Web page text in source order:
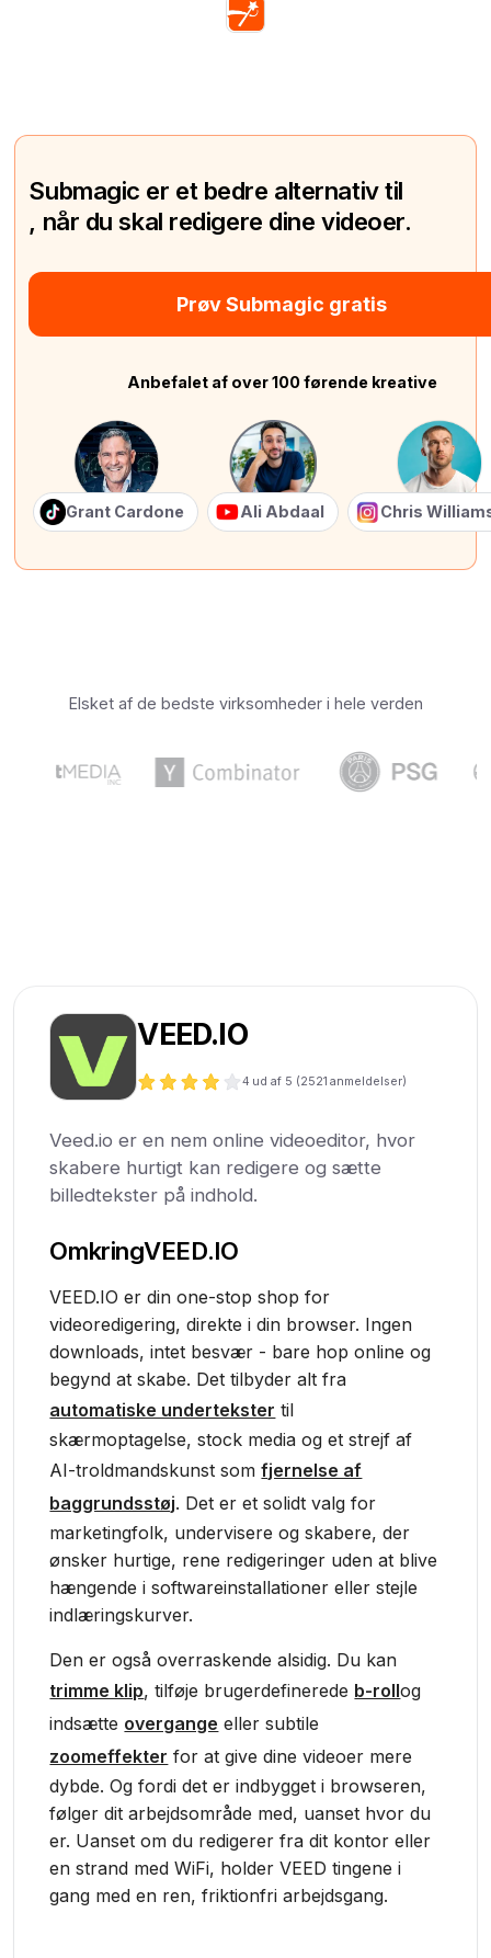
Submagic er et bedre alternativ til
, når du skal redigere dine videoer.
Prøv Submagic gratis
Anbefalet af over 100 førende kreative
Grant Cardone Ali Abdaal Chris
Elsket af de bedste virksomheder i hele verden
VEED.IO
4 ud af 5 (2521 anmeldelser)
Veed.io er en nem online videoeditor, hvor
skabere hurtigt kan redigere og sætte
billedtekster på indhold.
OmkringVEED.IO
VEED.IO er din one-stop shop for
videoredigering, direkte i din browser. Ingen
downloads, intet besvær - bare hop online og
begynd at skabe. Det tilbyder alt fra
automatiske undertekster til
skærmoptagelse, stock media og et strejf af
AI-troldmandskunst somfjernelse af
baggrundsstøj. Det er et solidt valg for
marketingfolk, undervisere og skabere, der
ønsker hurtige, rene redigeringer uden at blive
hængende i softwareinstallationer eller stejle
indlæringskurver.
Den er også overraskende alsidig. Du kan
trimme klip, tilføje brugerdefinerede b-rollog
indsætte overgange eller subtile
zoomeffekter for at give dine videoer mere
dybde. Og fordi det er indbygget i browseren,
følger dit arbejdsområde med, uanset hvor du
er. Uanset om du redigerer fra dit kontor eller
en strand med WiFi, holder VEED tingene i
gang med en ren, friktionfri arbejdsgang.